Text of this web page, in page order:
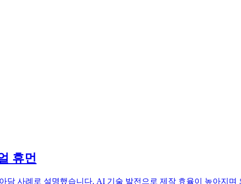
휴먼
사례로 설명했습니다. AI 기술 발전으로 제작 효율이 높아지